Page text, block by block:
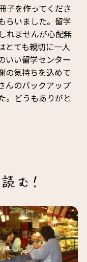
子を作ってくださ
らいました。留学
れませんが心配無
とても親切に一人
いい留学センター
の気持ちを込めて
んのバックアップ
。どうもありがと